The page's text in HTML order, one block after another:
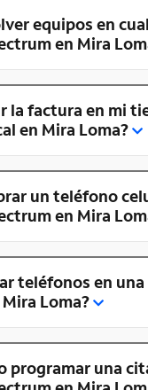
equipos en
en Mira
la factura en mi
en Mira Loma?
un teléfono
en Mira
teléfonos en
Loma?
programar una